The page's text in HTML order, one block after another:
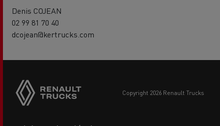
Denis COJEAN
02 99 81 70 40
dcojean@kertrucks.com
buttons
copyright 2026 Renault Trucks